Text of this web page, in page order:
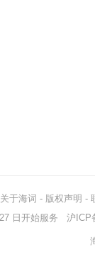
关于海词 - 版权声明 -
日开始服务 沪ICP